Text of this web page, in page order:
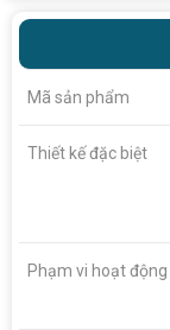
Mã sản phẩm
Thiết kế đặc biệt
Phạm vi hoạt động